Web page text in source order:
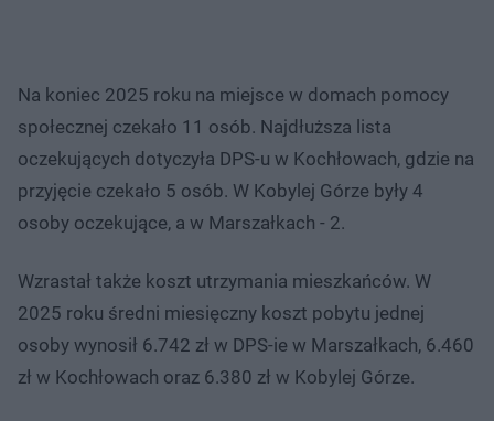
Na koniec 2025 roku na miejsce w domach pomocy
społecznej czekało 11 osób. Najdłuższa lista
oczekujących dotyczyła DPS-u w Kochłowach, gdzie na
przyjęcie czekało 5 osób. W Kobylej Górze były 4
osoby oczekujące, a w Marszałkach - 2.
Wzrastał także koszt utrzymania mieszkańców. W
2025 roku średni miesięczny koszt pobytu jednej
osoby wynosił 6.742 zł w DPS-ie w Marszałkach, 6.460
zł w Kochłowach oraz 6.380 zł w Kobylej Górze.